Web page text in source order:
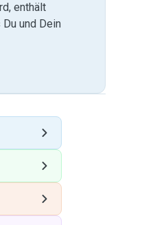
enthält
und Dein